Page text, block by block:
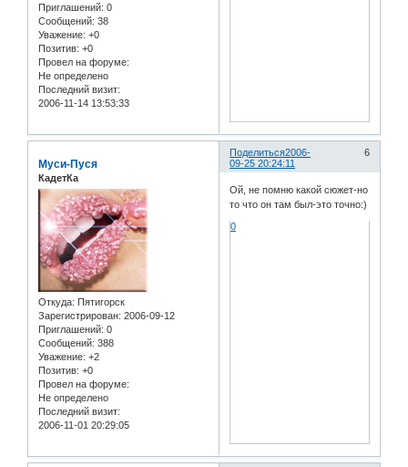
Приглашений: 0
Сообщений: 38
Уважение: +0
Позитив: +0
Провел на форуме:
Не определено
Последний визит:
2006-11-14 13:53:33
Поделиться 6
2006-
09-25 20:24:11
Муси-Пуся
КадетКа
Откуда: Пятигорск
Зарегистрирован: 2006-09-12
Приглашений: 0
Сообщений: 388
Уважение: +2
Позитив: +0
Провел на форуме:
Не определено
Последний визит:
2006-11-01 20:29:05
Ой, не помню какой сюжет-но
то что он там был-это точно:)
0